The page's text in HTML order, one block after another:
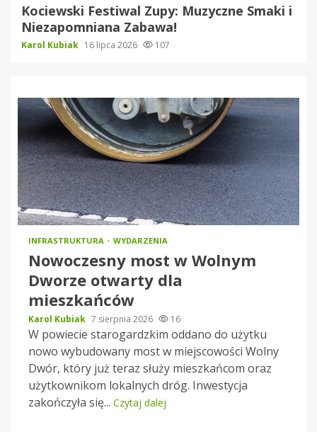
Kociewski Festiwal Zupy: Muzyczne Smaki i
Niezapomniana Zabawa!
Karol Kubiak 16 lipca 2026 107
INFRASTRUKTURA WYDARZENIA
Nowoczesny most w Wolnym
Dworze otwarty dla
mieszkańców
Karol Kubiak 7 sierpnia 2026 16
W powiecie starogardzkim oddano do użytku
nowo wybudowany most w miejscowości Wolny
Dwór, który już teraz służy mieszkańcom oraz
użytkownikom lokalnych dróg. Inwestycja
zakończyła się... Czytaj dalej